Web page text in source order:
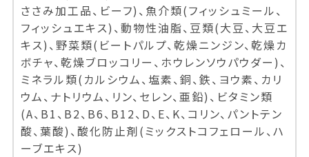
ささみ加工品、ビーフ)、魚介類(フィッシュミール、
フィッシュエキス)、動物性油脂、豆類(大豆、大豆エ
キス)、野菜類(ビートパルプ、乾燥ニンジン、乾燥カ
ボチャ、乾燥ブロッコリー、ホウレンソウパウダー)、
ミネラル類(カルシウム、塩素、銅、鉄、ヨウ素、カリ
ウム、ナトリウム、リン、セレン、亜鉛)、ビタミン類
(A、B1、B2、B6、B12、D、E、K、コリン、パントテン
酸、葉酸)、酸化防止剤(ミックストコフェロール、ハ
ーブエキス)